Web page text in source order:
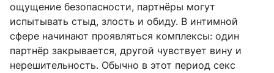
ощущение безопасности, партнёры могут
испытывать стыд, злость и обиду. В интимной
сфере начинают проявляться комплексы: один
партнёр закрывается, другой чувствует вину и
нерешительность. Обычно в этот период секс